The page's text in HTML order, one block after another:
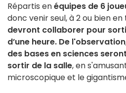
Répartis enéquipes de 6
donc venir seul, à 2 ou bien
devront collaborer pour
d’une heure. De
des bases en sciences
sortir de la salle, en
microscopique et le